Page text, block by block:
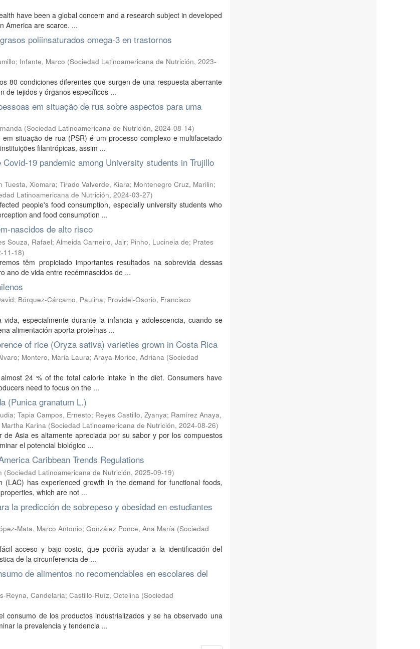
have been a global concern and a research subject in developed
America are scarce. ...
poliinsaturados omega-3 en trastornos
; Infante, Marco (Sociedad Latinoamericana de Nutrición, 2023-
80 condiciones diferentes que surgen de una respuesta aberrante
de tejidos y órganos específicos ...
em situação de rua sobre aspectos para uma
(Sociedad Latinoamericana de Nutrición, 2024-08-14)
situação de rua (PSR) é um processo complexo e multifacetado
filantrópicas, assim ...
19 pandemic among University students in Trujillo
Tuesta, Xiomara; Tirado Valverde, Kiara; Montenegro Cruz, Marilin;
Latinoamericana de Nutrición, 2024-03-27)
people's food consumption, especially university students who
and food consumption ...
nascidos de alto risco
Souza, Rafael; Almeida Carneiro, Jair; Pinho, Lucineia de; Prates
11-18)
têm propiciado importantes resultados na sobrevida dessas
ano de vida entre recémnascidos de ...
; Bórquez-Cárcamo, Paulina; Providel-Osorio, Francisco
especialmente durante la infancia y adolescencia, cuando se
alimentación aporta proteínas ...
of rice (Oryza sativa) varieties grown in Costa Rica
; Montero, Maria Laura; Araya-Morice, Adriana (Sociedad
24 % of the total calorie intake in the diet. Consumers have
need to focus on the ...
(Punica granatum L.)
; Tapia Campos, Ernesto; Reyes Castillo, Zyanya; Ramírez Anaya,
Karina (Sociedad Latinoamericana de Nutrición, 2024-08-26)
Asia es altamente apreciada por su sabor y por los compuestos
el potencial biológico ...
Caribbean Trends Regulations
(Sociedad Latinoamericana de Nutrición, 2025-09-19)
has experienced growth in the demand for functional foods,
which are not ...
la predicción de sobrepeso y obesidad en estudiantes
Mata, Marco Antonio; González Ponce, Ana María (Sociedad
acceso y bajo costo, que podría ayudar a la identificación del
de la circunferencia de ...
de alimentos no recomendables en escolares del
Reyna, Candelaria; Castillo-Ruíz, Octelina (Sociedad
consumo de los productos industrializados y se ha observado una
la prevalencia y tendencia ...